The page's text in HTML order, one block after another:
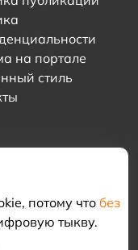
потому что без
тыкву.
на портале
стиль